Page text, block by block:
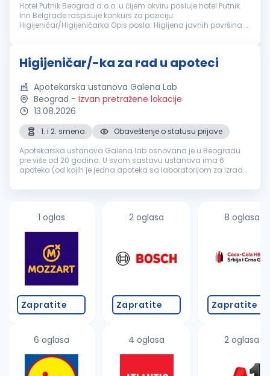
Hotel Putnik Beograd d.o.o. u čijem okviru posluje hotel Putnik
Inn Belgrade raspisuje konkurs za poziciju:
Higijeničar/Higijeničarka Opis posla: Higijena javnih površina u
Higijeničar/-ka za rad u apoteci
Apotekarska ustanova Galena Lab
Beograd - Izvan pretražene lokacije
13.08.2026
1. i 2. smena
Obaveštenje o statusu prijave
Apotekarska ustanova Galena lab osnovana je u Beogradu
pre više od 20 godina. U svom sastavu ustanova ima 6
apoteka (od kojih je jedna apoteka sa laboratorijom za izradu
laboratoriju za izradu i k...
1 oglas
Zapratite
6 oglasa
2 oglasa
Zapratite
4 oglasa
8 oglasa
Zapratite
2 oglasa